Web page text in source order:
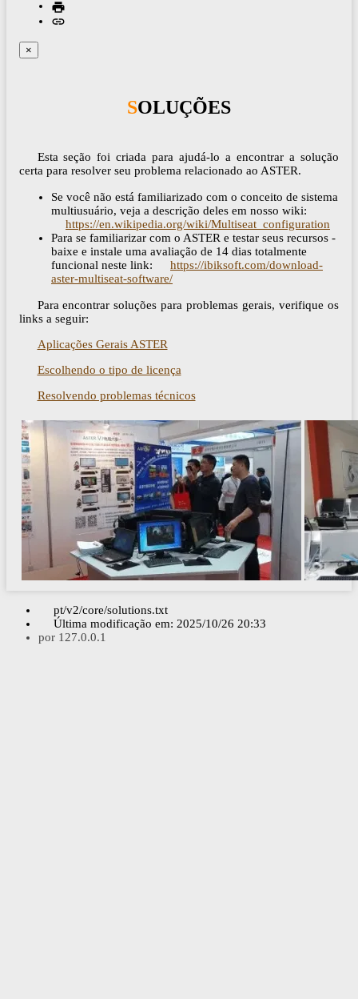
×
SOLUÇÕES
Esta seção foi criada para ajudá-lo a encontrar a solução
certa para resolver seu problema relacionado ao ASTER.
Se você não está familiarizado com o conceito de sistema
multiusuário, veja a descrição deles em nosso wiki:
https://en.wikipedia.org/wiki/Multiseat_configuration
Para se familiarizar com o ASTER e testar seus recursos -
baixe e instale uma avaliação de 14 dias totalmente
funcional neste link:
https://ibiksoft.com/download-
aster-multiseat-software/
Para encontrar soluções para problemas gerais, verifique os
links a seguir:
Aplicações Gerais ASTER
Escolhendo o tipo de licença
Resolvendo problemas técnicos
pt/v2/core/solutions.txt
Última modificação em: 2025/10/26 20:33
por 127.0.0.1